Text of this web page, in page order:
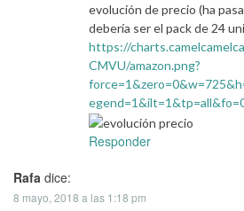
evolución de precio (ha
debería ser el pack de 24
https://
CMVU/amazon.png?
Responder
Rafa dice:
8 mayo, 2018 a las 1:18 pm